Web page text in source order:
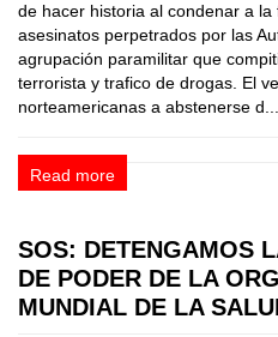
de hacer historia al condenar a
asesinatos perpetrados por las
agrupación paramilitar que
terrorista y trafico de drogas. El
norteamericanas a abstenerse d...
Read more
SOS: DETENGAMOS
DE PODER DE LA
MUNDIAL DE LA